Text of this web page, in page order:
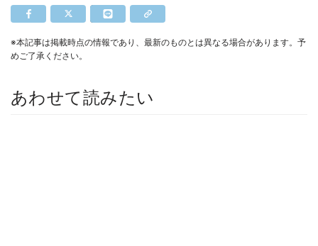
※本記事は掲載時点の情報であり、最新のものとは異なる場合があります。予
めご了承ください。
あわせて読みたい